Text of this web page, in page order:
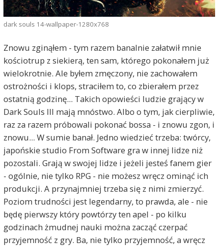
dark souls 14-wallpaper-1280x768
Znowu zginąłem - tym razem banalnie załatwił mnie
kościotrup z siekierą, ten sam, którego pokonałem już
wielokrotnie. Ale byłem zmęczony, nie zachowałem
ostrożności i klops, straciłem to, co zbierałem przez
ostatnią godzinę... Takich opowieści ludzie grający w
Dark Souls III mają mnóstwo. Albo o tym, jak cierpliwie,
raz za razem próbowali pokonać bossa - i znowu zgon, i
znowu... W sumie banał. Jedno wiedzieć trzeba: twórcy,
japońskie studio From Software gra w innej lidze niż
pozostali. Grają w swojej lidze i jeżeli jesteś fanem gier
- ogólnie, nie tylko RPG - nie możesz wręcz ominąć ich
produkcji. A przynajmniej trzeba się z nimi zmierzyć.
Poziom trudności jest legendarny, to prawda, ale - nie
będę pierwszy który powtórzy ten apel - po kilku
godzinach żmudnej nauki można zacząć czerpać
przyjemność z gry. Ba, nie tylko przyjemność, a wręcz